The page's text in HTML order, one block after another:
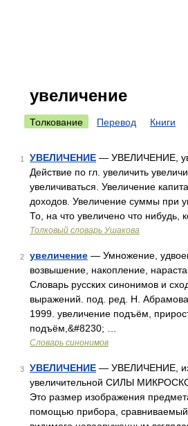
увеличение
Толкование Перевод Книги
1 УВЕЛИЧЕНИЕ — УВЕЛИЧЕНИЕ,
Действие по гл. увеличить
увеличиваться. Увеличение
доходов. Увеличение суммы при
То, на что увеличено что нибудь,
Толковый словарь Ушакова
2 увеличение — Умножение,
возвышение, накопление,
Словарь русских синонимов и
выражений. под. ред. Н.
1999. увеличение подъём,
подъём,&#8230; …
Словарь синонимов
3 УВЕЛИЧЕНИЕ — УВЕЛИЧЕНИЕ,
увеличительной СИЛЫ
Это размер изображения
помощью прибора,